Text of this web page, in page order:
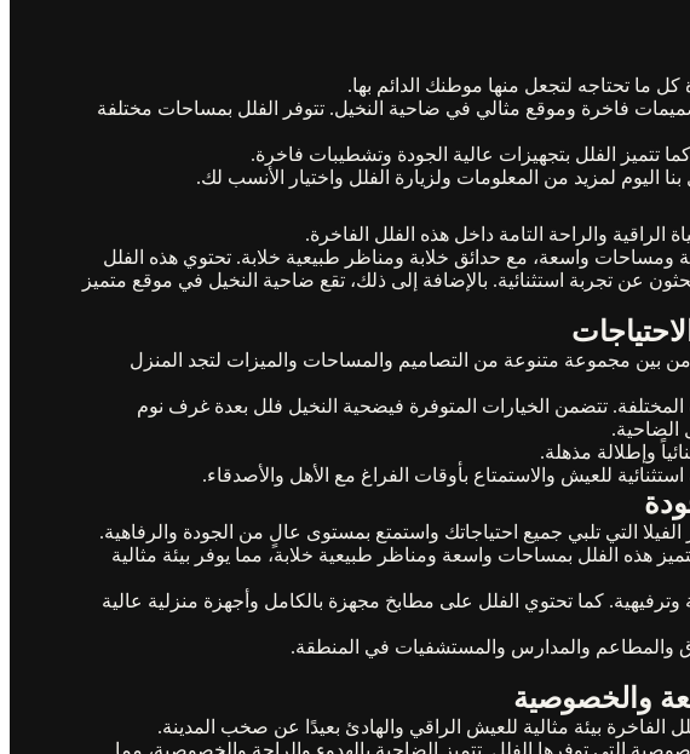
ما تحتاجه لتجعل منها موطنك الدائم بها.
فاخرة وموقع مثالي في ضاحية النخيل. تتوفر الفلل بمساحات مختلفة
تتميز الفلل بتجهيزات عالية الجودة وتشطيبات فاخرة.
لمزيد من المعلومات ولزيارة الفلل واختيار الأنسب لك.
الراقية والراحة التامة داخل هذه الفلل الفاخرة.
ومساحات واسعة، مع حدائق خلابة ومناظر طبيعية خلابة. تحتوي هذه الفلل
عن تجربة استثنائية. بالإضافة إلى ذلك، تقع ضاحية النخيل في موقع متميز
بين مجموعة متنوعة من التصاميم والمساحات والميزات لتجد المنزل
تتضمن الخيارات المتوفرة فيضحية النخيل فلل بعدة غرف نوم
الضاحية.
وإطلالة مذهلة.
للعيش والاستمتاع بأوقات الفراغ مع الأهل والأصدقاء.
التي تلبي جميع احتياجاتك واستمتع بمستوى عالٍ من الجودة والرفاهية.
هذه الفلل بمساحات واسعة ومناظر طبيعية خلابة، مما يوفر بيئة مثالية
كما تحتوي الفلل على مطابخ مجهزة بالكامل وأجهزة منزلية عالية
والمطاعم والمدارس والمستشفيات في المنطقة.
والخصوصية
بيئة مثالية للعيش الراقي والهادئ بعيدًا عن صخب المدينة.